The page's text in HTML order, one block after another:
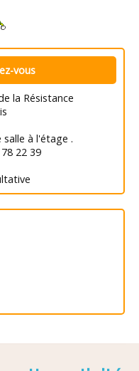
vous
la Résistance
à l'étage .
22 39